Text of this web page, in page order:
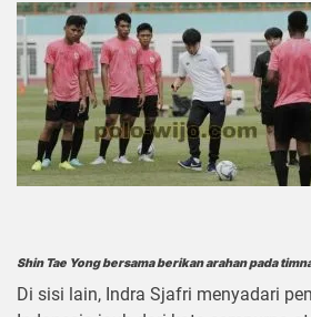
Shin Tae Yong bersama berikan arahan pada
Dі ѕіѕі lаіn, Indrа Sjаfrі mеnуаdаrі